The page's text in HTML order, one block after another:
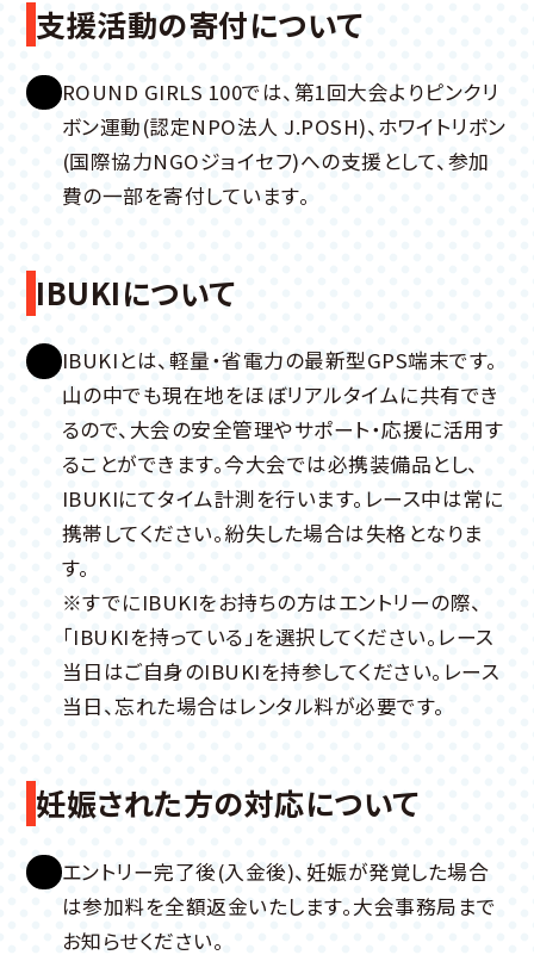
支援活動の寄付について
ROUND GIRLS 100では、第1回大会よりピンクリ
ボン運動(認定NPO法人 J.POSH)、ホワイトリボン
(国際協力NGOジョイセフ)への支援として、参加
費の一部を寄付しています。
IBUKIについて
IBUKIとは、軽量・省電力の最新型GPS端末です。
山の中でも現在地をほぼリアルタイムに共有でき
るので、大会の安全管理やサポート・応援に活用す
ることができます。今大会では必携装備品とし、
IBUKIにてタイム計測を行います。レース中は常に
携帯してください。紛失した場合は失格となりま
す。
※すでにIBUKIをお持ちの方はエントリーの際、
「IBUKIを持っている」を選択してください。レース
当日はご自身のIBUKIを持参してください。レース
当日、忘れた場合はレンタル料が必要です。
妊娠された方の対応について
エントリー完了後(入金後)、妊娠が発覚した場合
は参加料を全額返金いたします。大会事務局まで
お知らせください。